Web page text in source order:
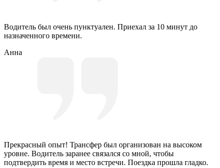
Водитель был очень пунктуален. Приехал за 10 минут до
назначенного времени.
Анна
Прекрасный опыт! Трансфер был организован на высоком
уровне. Водитель заранее связался со мной, чтобы
подтвердить время и место встречи. Поездка прошла гладко.